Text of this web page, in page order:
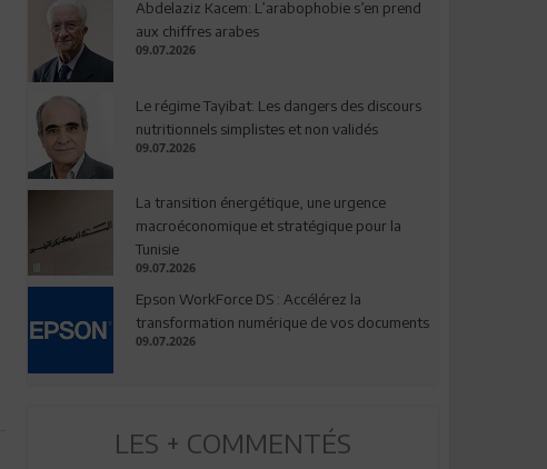
Abdelaziz Kacem: L’arabophobie s’en prend
aux chiffres arabes
09.07.2026
Le régime Tayibat: Les dangers des discours
nutritionnels simplistes et non validés
09.07.2026
La transition énergétique, une urgence
macroéconomique et stratégique pour la
Tunisie
09.07.2026
Epson WorkForce DS : Accélérez la
transformation numérique de vos documents
09.07.2026
LES + COMMENTÉS